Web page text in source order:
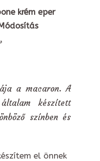
krém eper
a macaron. A
készített
színben és
el önnek